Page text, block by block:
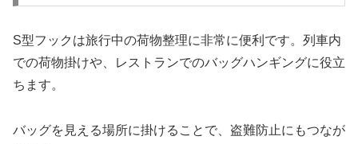
S型フックは旅行中の荷物整理に非常に便利です。列車内
での荷物掛けや、レストランでのバッグハンギングに役立
ちます。
バッグを見える場所に掛けることで、盗難防止にもつなが